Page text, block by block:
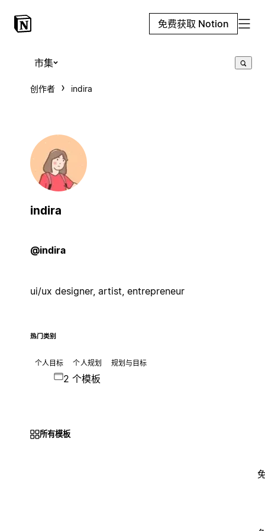
免费获取 Notion
市集
创作者 indira
indira
@indira
ui/ux designer, artist, entrepreneur
热门类别
个人目标 个人规划 规划与目标
2 个模板
所有模板